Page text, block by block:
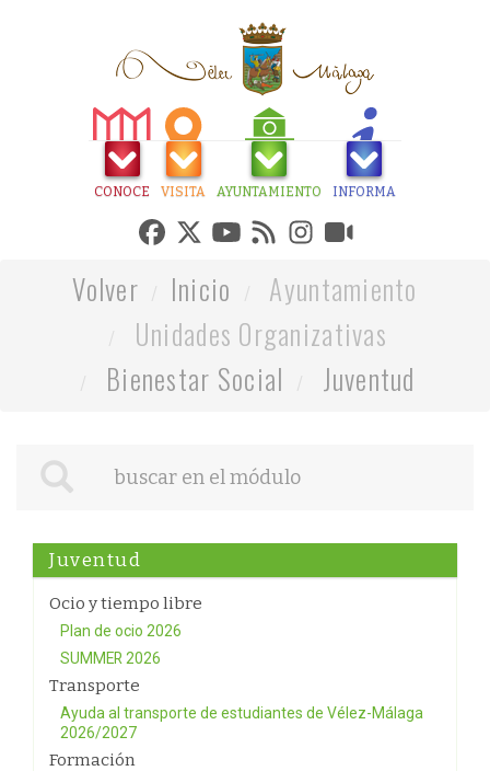
CONOCE VISITA AYUNTAMIENTO INFORMA
Volver Inicio
Ayuntamiento
Unidades Organizativas
Bienestar Social
Juventud
Juventud
Ocio y tiempo libre
Plan de ocio 2026
SUMMER 2026
Transporte
Ayuda al transporte de estudiantes de Vélez-Málaga
2026/2027
Formación